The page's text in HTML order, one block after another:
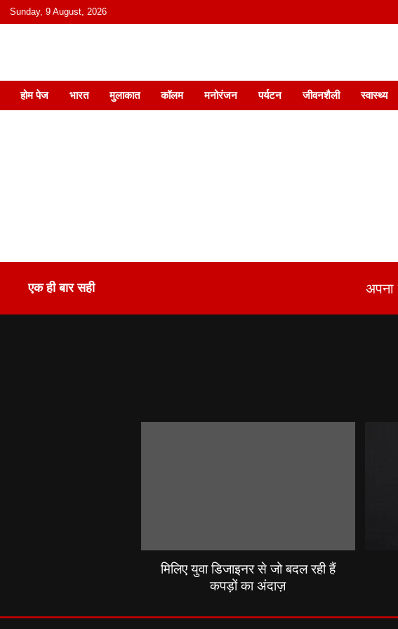
content
Sunday, 9 August, 2026
हिंदी में समाचार, विचार, ऑडियो, वीडियो और फ़ीचर. भारत
होम पेज भारत मुलाकात कॉलम मनोरंजन पर्यटन जीवनशैली स्वास्थ्य
एक ही बार सही
मिलिए युवा डिजाइनर से जो बदल रही हैं
कपड़ों का अंदाज़